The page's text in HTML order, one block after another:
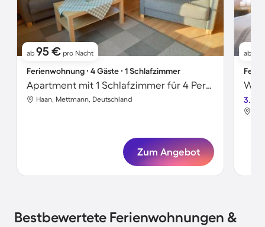
ab 95 € pro Nacht
Ferienwohnung ∙ 4 Gäste ∙ 1 Schlafzimmer
Apartment mit 1 Schlafzimmer für 4 Personen
Haan, Mettmann, Deutschland
Zum Angebot
ab
3.0
Bestbewertete Ferienwohnungen &